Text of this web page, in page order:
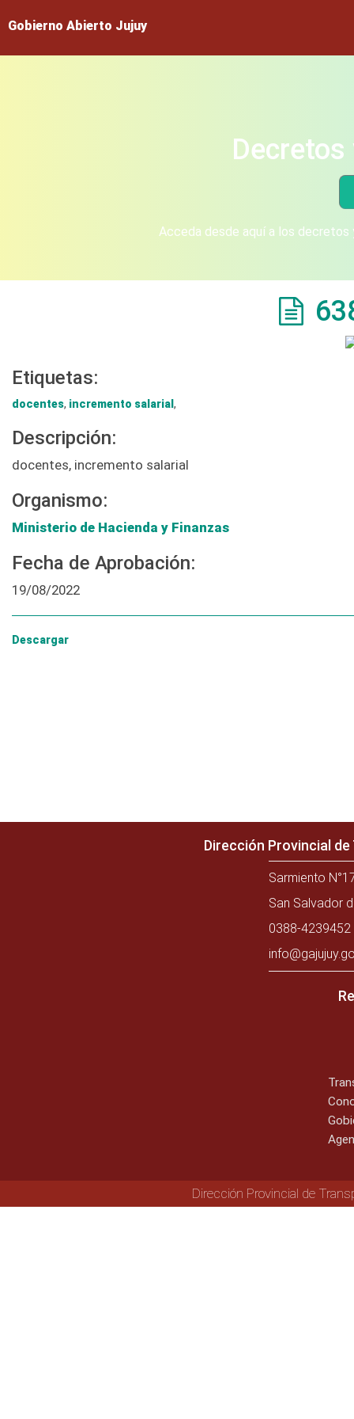
Gobierno Abierto Jujuy
Acceda desde aquí a los
Etiquetas:
docentes, incremento salarial ,
Descripción:
docentes, incremento salarial
Organismo:
Ministerio de Hacienda y Finanzas
Fecha de Aprobación:
19/08/2022
Descargar
Dirección Provincial
Sarmiento
San Salvador
0388-
Dirección Provincial de